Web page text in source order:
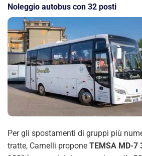
Noleggio autobus con 32 posti
Per gli spostamenti di gruppi più
tratte, Carnelli propone TEMSA MD-7